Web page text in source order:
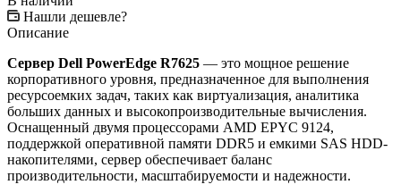
Нашли дешевле?
Описание
Сервер Dell PowerEdge R7625 — это мощное решение
корпоративного уровня, предназначенное для выполнения
ресурсоемких задач, таких как виртуализация, аналитика
больших данных и высокопроизводительные вычисления.
Оснащенный двумя процессорами AMD EPYC 9124,
поддержкой оперативной памяти DDR5 и емкими SAS HDD-
накопителями, сервер обеспечивает баланс
производительности, масштабируемости и надежности.